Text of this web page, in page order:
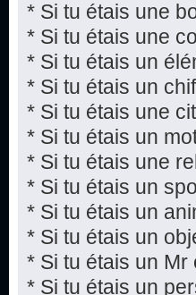
* Si tu étais une
* Si tu étais une
* Si tu étais un
* Si tu étais un
* Si tu étais une
* Si tu étais un
* Si tu étais une
* Si tu étais un
* Si tu étais un
* Si tu étais un
* Si tu étais un
* Si tu étais un